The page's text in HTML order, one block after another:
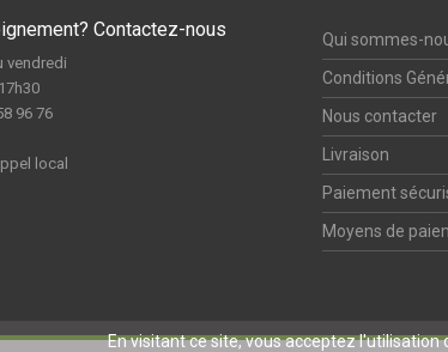
Contactez-nous
vendredi
96 76
local
Qui sommes-
Conditions
Nous contacter
Livraison
Paiement
Moyens de
En visitant ce site, vous acceptez l'utilisation